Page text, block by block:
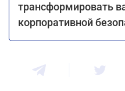
трансформировать
корпоративной